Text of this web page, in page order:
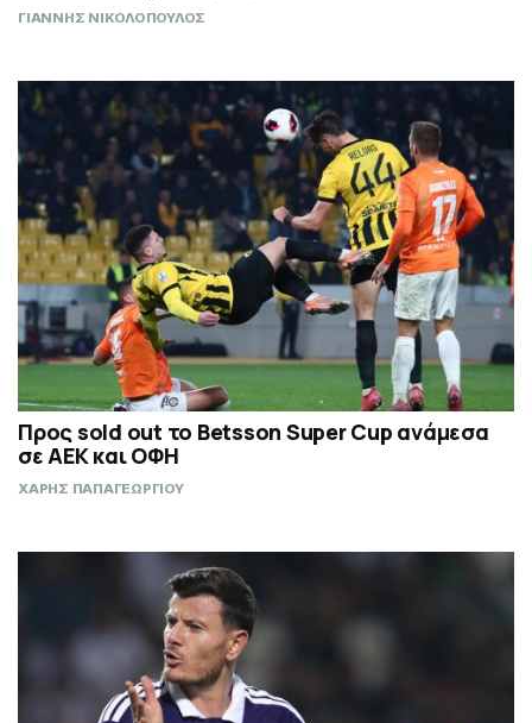
ΓΙΑΝΝΗΣ ΝΙΚΟΛΟΠΟΥΛΟΣ
Προς sold out το Betsson Super Cup ανάμεσα
σε ΑΕΚ και ΟΦΗ
ΧΑΡΗΣ ΠΑΠΑΓΕΩΡΓΙΟΥ